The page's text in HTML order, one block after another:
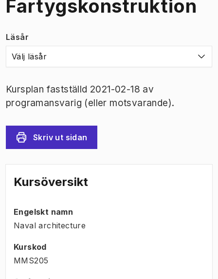
Fartygskonstruktion
Läsår
Välj läsår
Kursplan fastställd 2021-02-18 av
programansvarig (eller motsvarande).
Skriv ut sidan
Kursöversikt
Engelskt namn
Naval architecture
Kurskod
MMS205